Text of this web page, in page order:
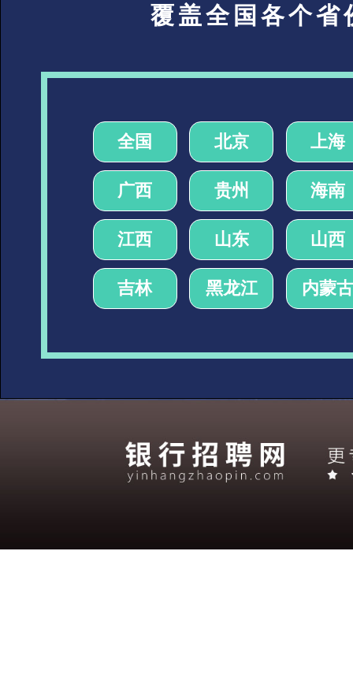
覆盖全国各个
全国 北京 上海
广西 贵州 海南
江西 山东 山西
吉林 黑龙江 内蒙